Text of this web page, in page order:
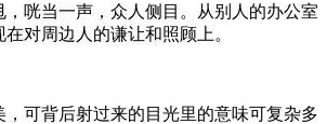
咣当一声，众人侧目。从别人的办公室
对周边人的谦让和照顾上。
可背后射过来的目光里的意味可复杂多